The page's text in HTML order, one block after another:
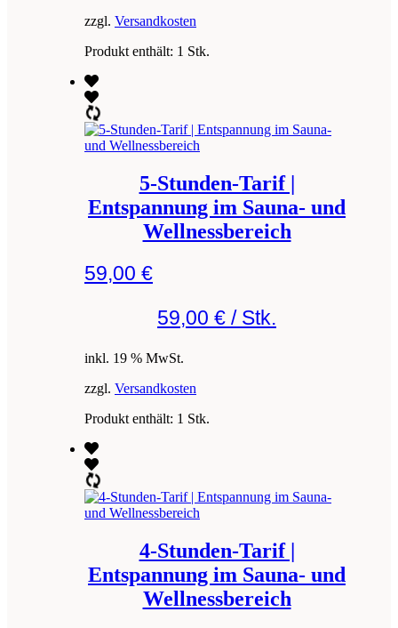
zzgl. Versandkosten
Produkt enthält: 1 Stk.
5-Stunden-Tarif |
Entspannung im Sauna- und
Wellnessbereich
59,00 €
59,00 € / Stk.
inkl. 19 % MwSt.
zzgl. Versandkosten
Produkt enthält: 1 Stk.
4-Stunden-Tarif |
Entspannung im Sauna- und
Wellnessbereich